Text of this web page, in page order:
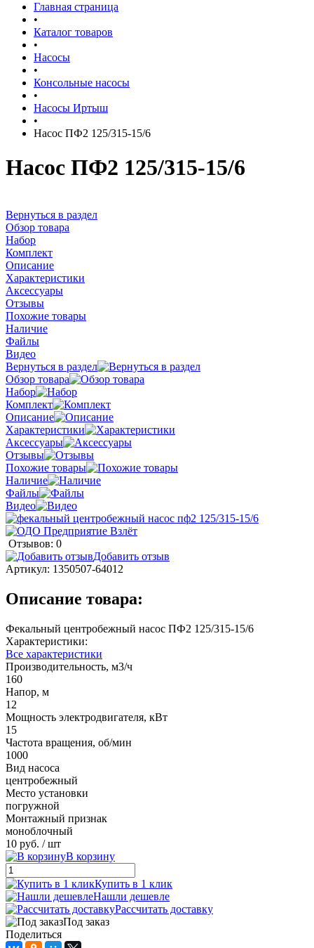
Главная страница
•
Каталог товаров
•
Насосы
•
Консольные насосы
•
Насосы Иртыш
•
Насос ПФ2 125/315-15/6
Насос ПФ2 125/315-15/6
Вернуться в раздел
Обзор товара
Набор
Комплект
Описание
Характеристики
Аксессуары
Отзывы
Похожие товары
Наличие
Файлы
Видео
Вернуться в раздел
Обзор товара
Набор
Комплект
Описание
Характеристики
Аксессуары
Отзывы
Похожие товары
Наличие
Файлы
Видео
Отзывов: 0
Добавить отзыв
Артикул: 1350507-64012
Описание товара:
Фекальный центробежный насос ПФ2 125/315-15/6
Характеристики:
Все характеристики
Производительность, м3/ч
160
Напор, м
12
Мощность электродвигателя, кВт
15
Частота вращения, об/мин
1000
Вид насоса
центробежный
Место установки
погружной
Монтажный признак
моноблочный
10 руб. / шт
В корзину
Купить в 1 клик
Нашли дешевле
Рассчитать доставку
Под заказ
Поделиться